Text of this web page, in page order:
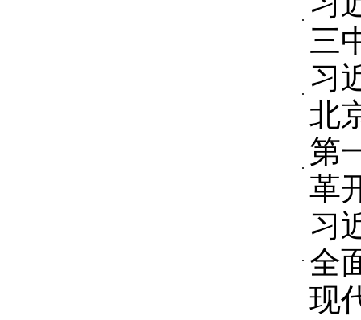
三
习
北
第
革
习
全
现